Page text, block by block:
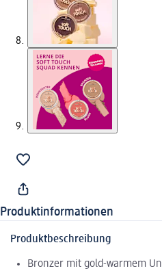
Produktinformationen
Produktbeschreibung
Bronzer mit gold-warmem